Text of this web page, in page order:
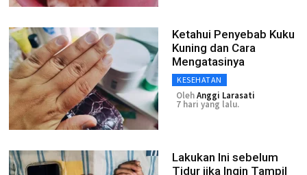
Ketahui Penyebab Kuku
Kuning dan Cara
Mengatasinya
KESEHATAN
OlehAnggi Larasati
7 hari yang lalu.
Lakukan Ini sebelum
Tidur jika Ingin Tampil